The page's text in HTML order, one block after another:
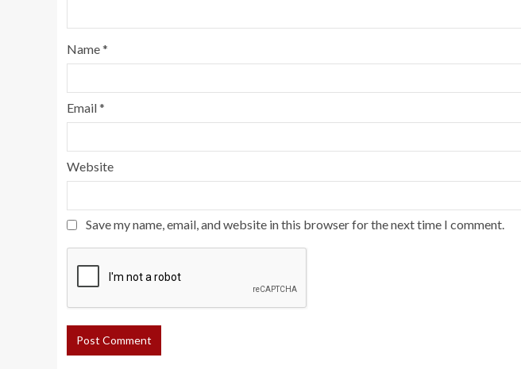
Name*
Email*
Website
Save my name, email, and website in this browser for the next time I comment.